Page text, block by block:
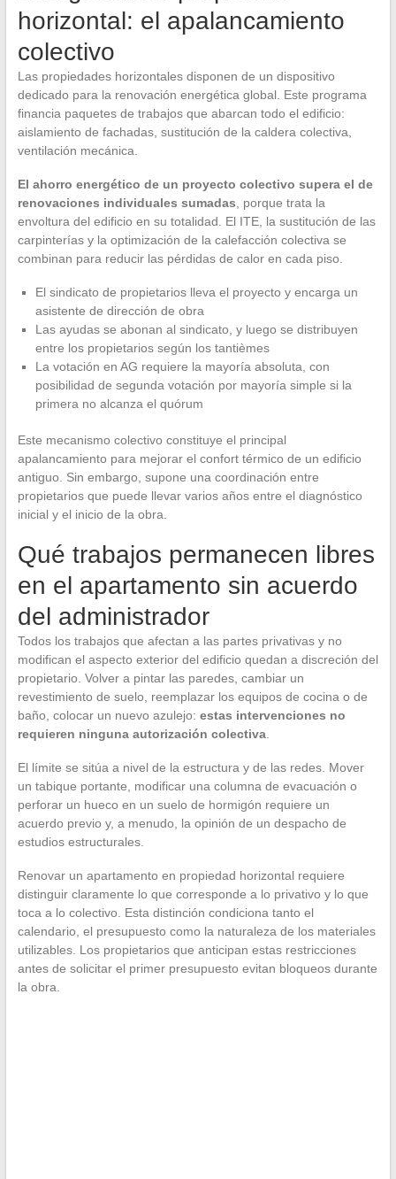
horizontal: el apalancamiento
colectivo
Las propiedades horizontales disponen de un dispositivo
dedicado para la renovación energética global. Este programa
financia paquetes de trabajos que abarcan todo el edificio:
aislamiento de fachadas, sustitución de la caldera colectiva,
ventilación mecánica.
El ahorro energético de un proyecto colectivo supera el de
renovaciones individuales sumadas, porque trata la
envoltura del edificio en su totalidad. El ITE, la sustitución de las
carpinterías y la optimización de la calefacción colectiva se
combinan para reducir las pérdidas de calor en cada piso.
El sindicato de propietarios lleva el proyecto y encarga un
asistente de dirección de obra
Las ayudas se abonan al sindicato, y luego se distribuyen
entre los propietarios según los tantièmes
La votación en AG requiere la mayoría absoluta, con
posibilidad de segunda votación por mayoría simple si la
primera no alcanza el quórum
Este mecanismo colectivo constituye el principal
apalancamiento para mejorar el confort térmico de un edificio
antiguo. Sin embargo, supone una coordinación entre
propietarios que puede llevar varios años entre el diagnóstico
inicial y el inicio de la obra.
Qué trabajos permanecen libres
en el apartamento sin acuerdo
del administrador
Todos los trabajos que afectan a las partes privativas y no
modifican el aspecto exterior del edificio quedan a discreción del
propietario. Volver a pintar las paredes, cambiar un
revestimiento de suelo, reemplazar los equipos de cocina o de
baño, colocar un nuevo azulejo: estas intervenciones no
requieren ninguna autorización colectiva.
El límite se sitúa a nivel de la estructura y de las redes. Mover
un tabique portante, modificar una columna de evacuación o
perforar un hueco en un suelo de hormigón requiere un
acuerdo previo y, a menudo, la opinión de un despacho de
estudios estructurales.
Renovar un apartamento en propiedad horizontal requiere
distinguir claramente lo que corresponde a lo privativo y lo que
toca a lo colectivo. Esta distinción condiciona tanto el
calendario, el presupuesto como la naturaleza de los materiales
utilizables. Los propietarios que anticipan estas restricciones
antes de solicitar el primer presupuesto evitan bloqueos durante
la obra.